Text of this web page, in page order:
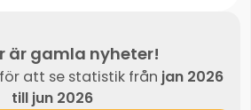
är gamla nyheter!
att se statistik från jan 2026
till jun 2026